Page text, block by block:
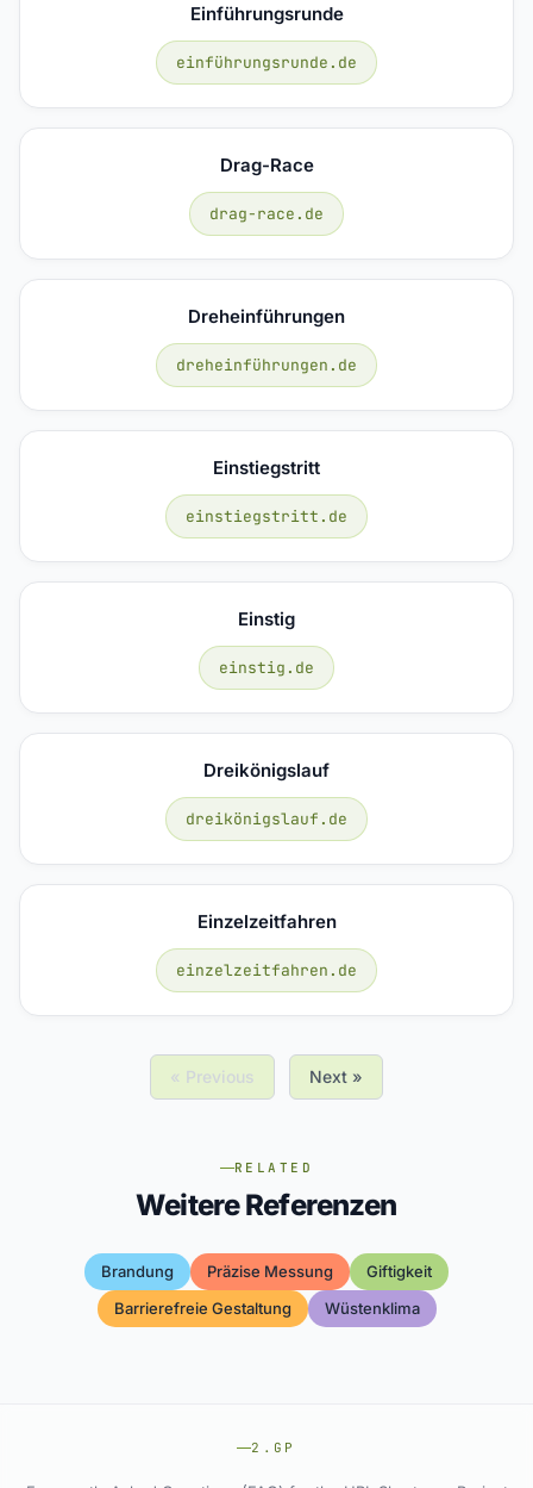
Einführungsrunde
einführungsrunde.de
Drag-Race
drag-race.de
Dreheinführungen
dreheinführungen.de
Einstiegstritt
einstiegstritt.de
Einstig
einstig.de
Dreikönigslauf
dreikönigslauf.de
Einzelzeitfahren
einzelzeitfahren.de
« Previous Next »
RELATED
Weitere Referenzen
Brandung Präzise Messung
Giftigkeit
Barrierefreie Gestaltung
Wüstenklima
2.GP